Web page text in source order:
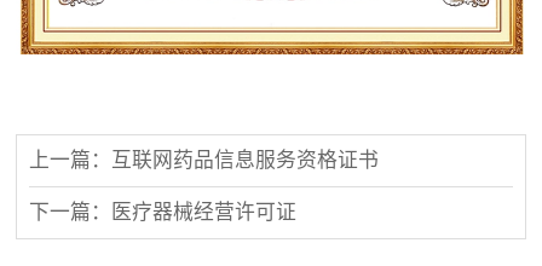
上一篇：互联网药品信息服务资格证书
下一篇：医疗器械经营许可证